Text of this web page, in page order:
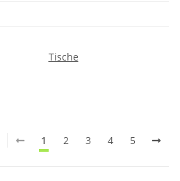
Tische
1 2 3 4 5